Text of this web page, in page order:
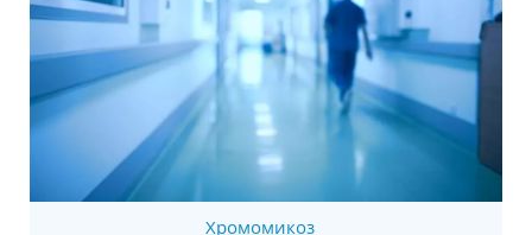
Хромомикоз